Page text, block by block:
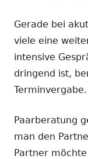
Gerade bei
viele eine
intensive
dringend ist,
Terminvergabe.
Paarberatung
man den
Partner